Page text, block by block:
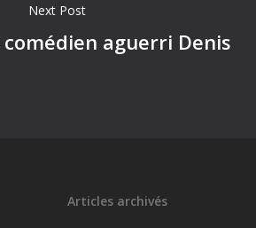
Next Post
aguerri Denis
Articles archivés